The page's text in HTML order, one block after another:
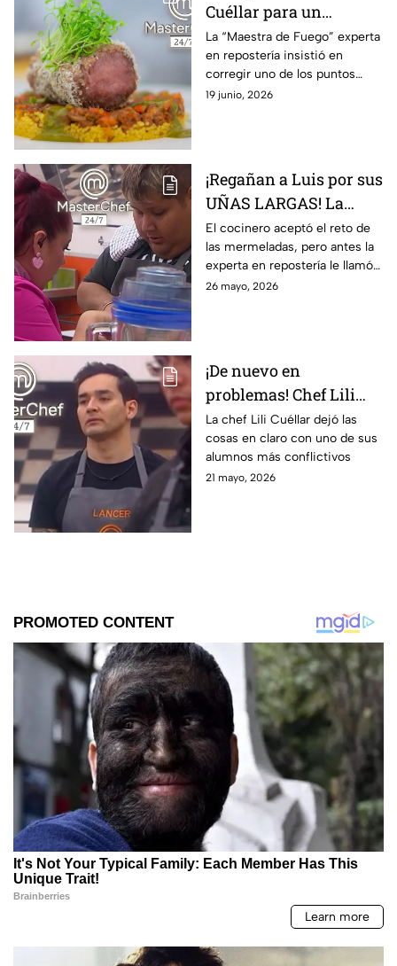
Cuéllar para un
emplatado perfecto,
¡haz que tus recetas se
vean de alta cocina!
La “Maestra de Fuego” experta
en repostería insistió en
corregir uno de los puntos
débiles de los cocineros
19 junio, 2026
¡Regañan a Luis por sus
UÑAS LARGAS! La
maestra Lili Cuéllar le
pide limpieza en el reto
de mermeladas
El cocinero aceptó el reto de
las mermeladas, pero antes la
experta en repostería le llamó
la atención de forma
26 mayo, 2026
¡De nuevo en
problemas! Chef Lili
Cuéllar REGAÑA a
Lancer en masterclass
de MasterChef 24/7 y le
pide obedecer
La chef Lili Cuéllar dejó las
cosas en claro con uno de sus
alumnos más conflictivos
21 mayo, 2026